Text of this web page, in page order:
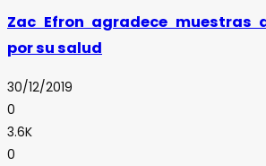
Zac Efron agradece muestras
por su salud
30/12/2019
0
3.6K
0